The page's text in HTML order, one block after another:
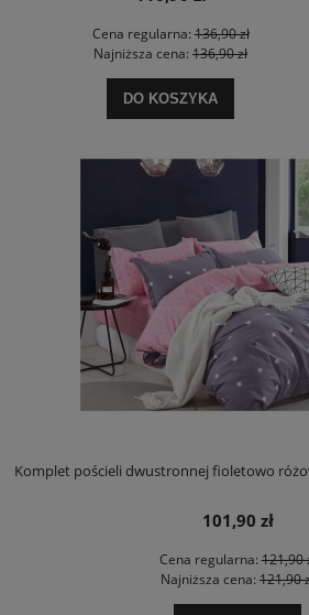
Cena regularna:136,90 zł
Najniższa cena: 136,90 zł
DO KOSZYKA
Komplet pościeli dwustronnej fioletowo
101,90 zł
Cena regularna:121,90
Najniższa cena: 121,90